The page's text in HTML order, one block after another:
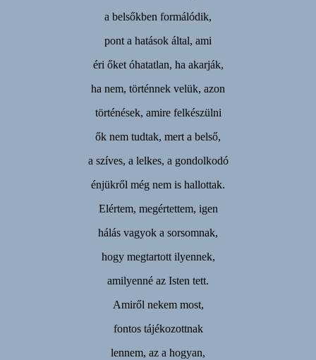
a belsőkben formálódik,
pont a hatások által, ami
éri őket óhatatlan, ha akarják,
ha nem, történnek velük, azon
történések, amire felkészülni
ők nem tudtak, mert a belső,
a szíves, a lelkes, a gondolkodó
énjükről még nem is hallottak.
Elértem, megértettem, igen
hálás vagyok a sorsomnak,
hogy megtartott ilyennek,
amilyenné az Isten tett.
Amiről nekem most,
fontos tájékozottnak
lennem, az a hogyan,